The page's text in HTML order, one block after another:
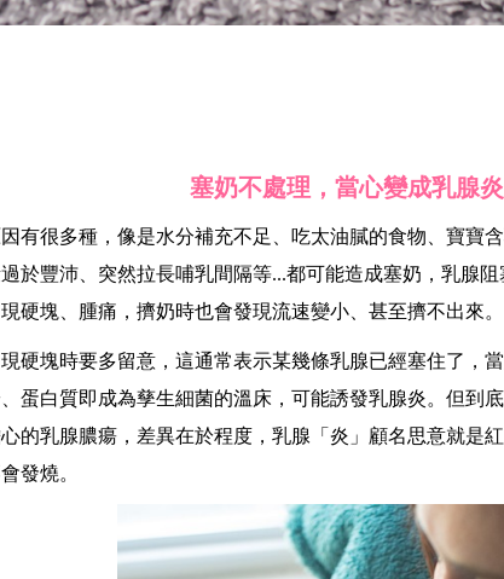
塞奶不處理，當心變成乳腺炎
有很多種，像是水分補充不足、吃太油膩的食物、寶寶
於豐沛、突然拉長哺乳間隔等...都可能造成塞奶，乳腺
硬塊、腫痛，擠奶時也會發現流速變小、甚至擠不出來。
硬塊時要多留意，這通常表示某幾條乳腺已經塞住了，
蛋白質即成為孳生細菌的溫床，可能誘發乳腺炎。但到
的乳腺膿瘍，差異在於程度，乳腺「炎」顧名思意就是
發燒。